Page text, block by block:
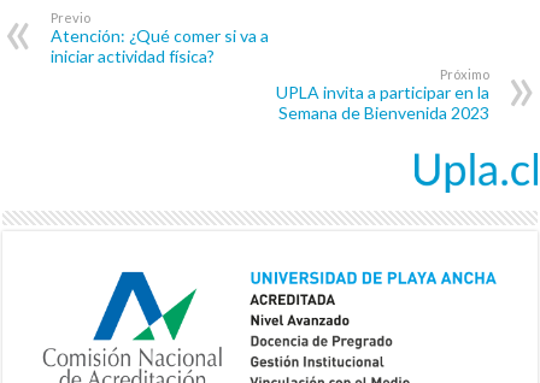
Previo
Atención: ¿Qué comer si va a
iniciar actividad física?
Próximo
UPLA invita a participar en la
Semana de Bienvenida 2023